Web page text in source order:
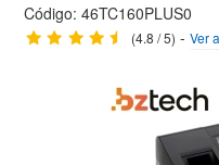
Código: 46TC160PLUS0
(4.8 / 5) - Ver